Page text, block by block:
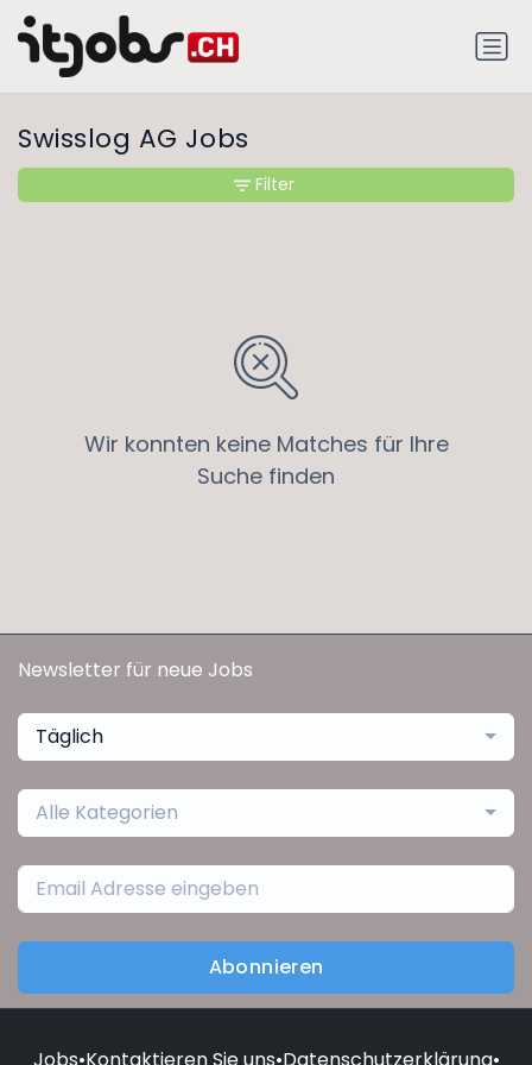
Swisslog AG Jobs
Wir konnten keine Matches für Ihre
Suche finden
Filter
Newsletter für neue Jobs
Täglich
Alle Kategorien
Abonnieren
Jobs•Kontaktieren Sie uns•Datenschutzerklärung•